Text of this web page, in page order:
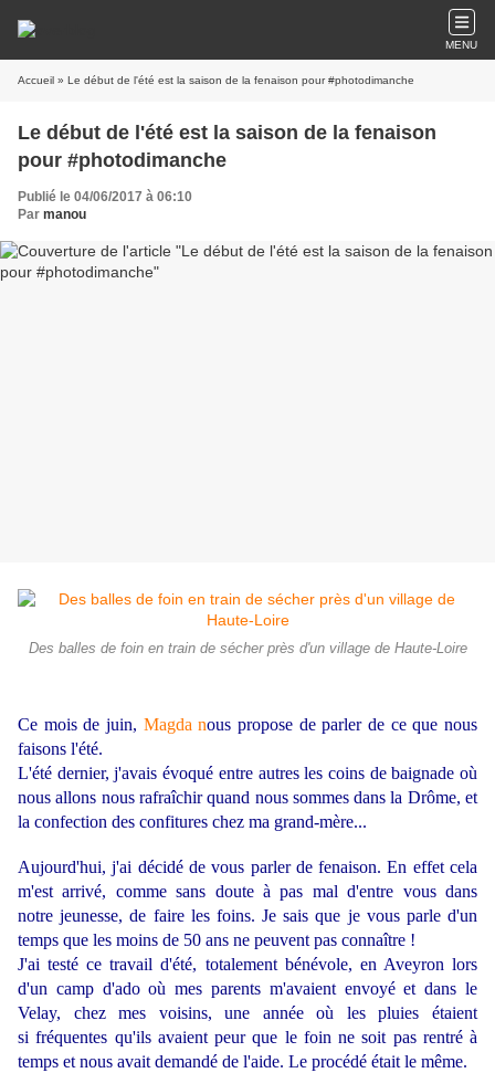
MENU
Accueil » Le début de l'été est la saison de la fenaison pour #photodimanche
Le début de l'été est la saison de la fenaison
pour #photodimanche
Publié le 04/06/2017 à 06:10
Par manou
Des balles de foin en train de sécher près d'un village de Haute-Loire
Ce mois de juin, Magda nous propose de parler de ce que nous
faisons l'été.
L'été dernier, j'avais évoqué entre autresles coins de baignadeoù
nous allons nous rafraîchir quand nous sommes dans la Drôme, et
la confection des confitures chez ma grand-mère...
Aujourd'hui, j'ai décidé de vous parler de fenaison. En effet cela
m'est arrivé, comme sans doute à pas mal d'entre vous dans
notre jeunesse, de faire les foins. Je sais que je vous parle d'un
temps que les moins de 50 ans ne peuvent pas connaître !
J'ai testé ce travail d'été, totalement bénévole, en Aveyron lors
d'un camp d'ado où mes parents m'avaient envoyé et dans le
Velay, chez mes voisins, une année où les pluies étaient
si fréquentes qu'ils avaient peur que le foin ne soit pas rentré à
temps et nous avait demandé de l'aide. Le procédé était le même.